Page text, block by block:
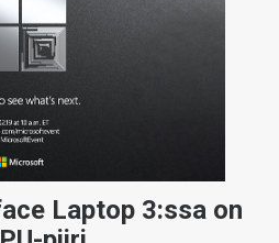
Laptop 3:ssa on